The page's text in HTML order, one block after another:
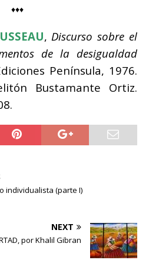
♦♦♦
,Discurso sobre el
de la desigualdad
Península, 1976.
Bustamante Ortiz.
individualista (parte I)
NEXT
por Khalil Gibran